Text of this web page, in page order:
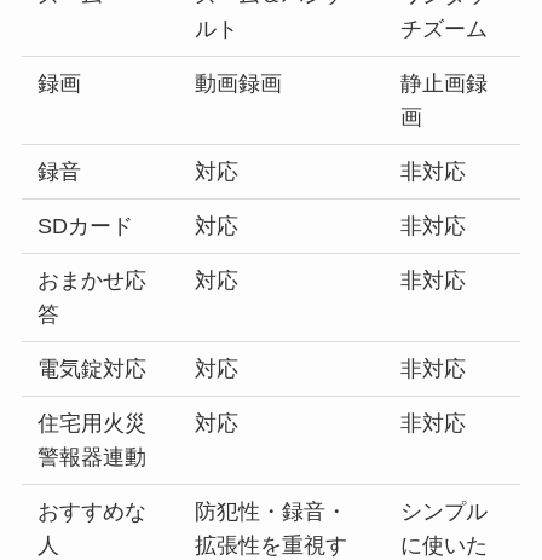
ルト
チズーム
録画 動画録画
静止画録
画
録音 対応 非対応
SDカード 対応 非対応
おまかせ応
答
対応 非対応
電気錠対応 対応 非対応
住宅用火災
警報器連動
対応 非対応
おすすめな
人
防犯性・録音・
拡張性を重視す
シンプル
に使いた